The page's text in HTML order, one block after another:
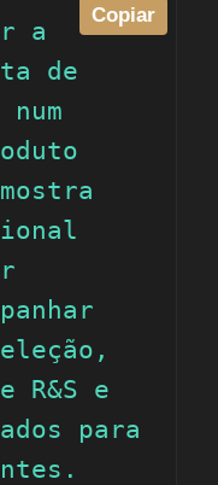
Copiar
a
de
num
R&S e
para